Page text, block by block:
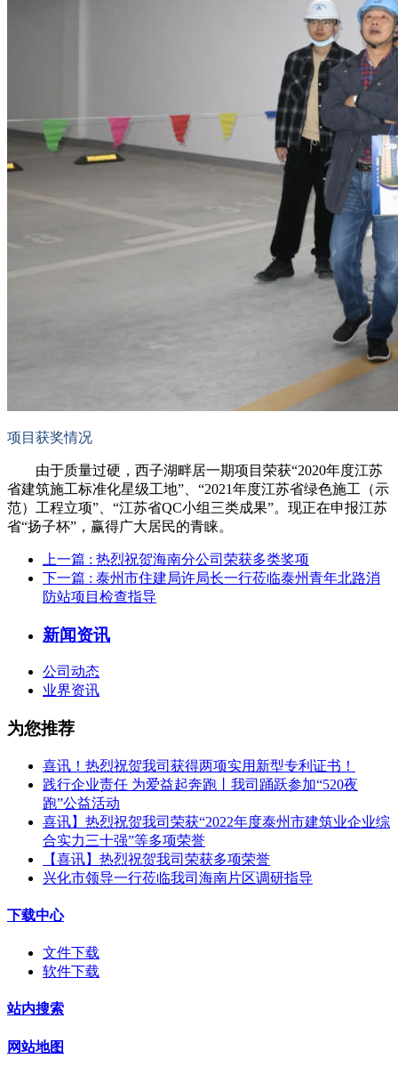
项目获奖情况
由于质量过硬，西子湖畔居一期项目荣获“2020年度江苏
省建筑施工标准化星级工地”、“2021年度江苏省绿色施工（示
范）工程立项”、“江苏省QC小组三类成果”。现正在申报江苏
省“扬子杯”，赢得广大居民的青睐。
上一篇 : 热烈祝贺海南分公司荣获多类奖项
下一篇 : 泰州市住建局许局长一行莅临泰州青年北路消
防站项目检查指导
新闻资讯
公司动态
业界资讯
为您推荐
喜讯！热烈祝贺我司获得两项实用新型专利证书！
践行企业责任 为爱益起奔跑丨我司踊跃参加“520夜
跑”公益活动
喜讯】热烈祝贺我司荣获“2022年度泰州市建筑业企业综
合实力三十强”等多项荣誉
【喜讯】热烈祝贺我司荣获多项荣誉​
兴化市领导一行莅临我司海南片区调研指导
下载中心
文件下载
软件下载
站内搜索
网站地图